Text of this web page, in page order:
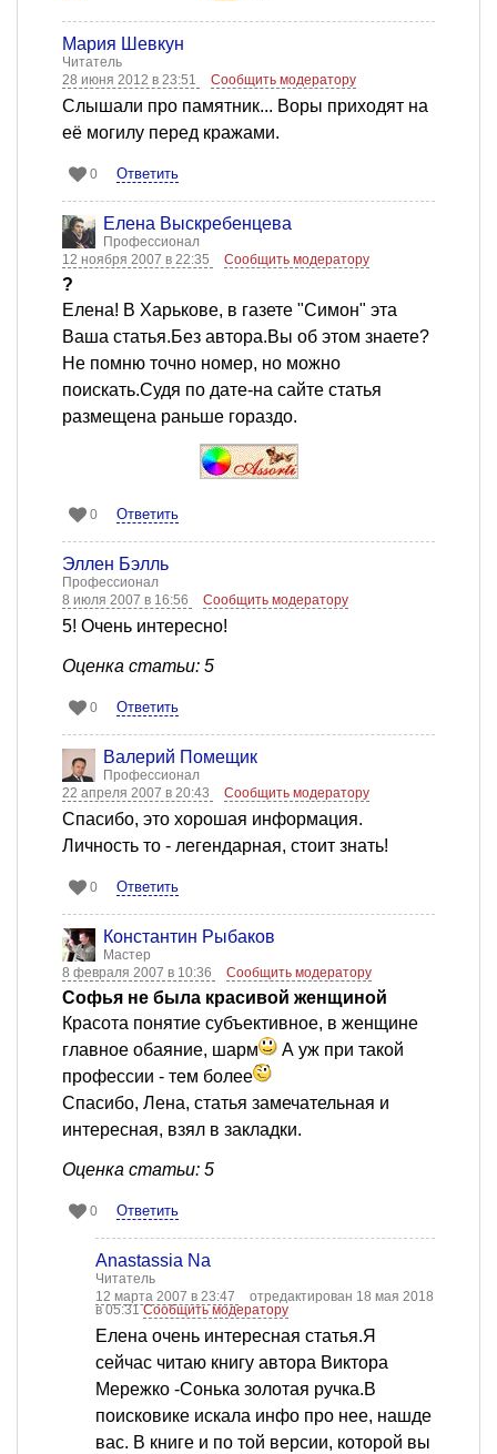
Мария Шевкун
Читатель
28 июня 2012 в 23:51
Сообщить модератору
Слышали про памятник... Воры приходят на
её могилу перед кражами.
0 Ответить
Елена Выскребенцева
Профессионал
12 ноября 2007 в 22:35
Сообщить модератору
?
Елена! В Харькове, в газете "Симон" эта
Ваша статья.Без автора.Вы об этом знаете?
Не помню точно номер, но можно
поискать.Судя по дате-на сайте статья
размещена раньше гораздо.
0 Ответить
Эллен Бэлль
Профессионал
8 июля 2007 в 16:56
Сообщить модератору
5! Очень интересно!
Оценка статьи: 5
0 Ответить
Валерий Помещик
Профессионал
22 апреля 2007 в 20:43
Сообщить модератору
Спасибо, это хорошая информация.
Личность то - легендарная, стоит знать!
0 Ответить
Константин Рыбаков
Мастер
8 февраля 2007 в 10:36
Сообщить модератору
Софья не была красивой женщиной
Красота понятие субъективное, в женщине
главное обаяние, шарм
А уж при такой
профессии - тем более
Спасибо, Лена, статья замечательная и
интересная, взял в закладки.
Оценка статьи: 5
0 Ответить
Anastassia Na
Читатель
12 марта 2007 в 23:47
отредактирован 18 мая 2018
в 05:31Сообщить модератору
Елена очень интересная статья.Я
сейчас читаю книгу автора Виктора
Мережко -Сонька золотая ручка.В
поисковике искала инфо про нее, нашде
вас. В книге и по той версии, которой вы